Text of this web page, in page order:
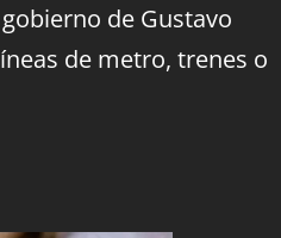
de Gustavo
de metro, trenes o